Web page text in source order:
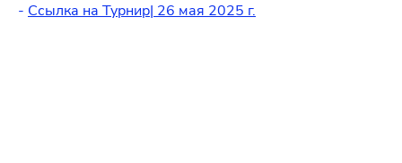
- Ссылка на Турнир| 26 мая 2025 г.